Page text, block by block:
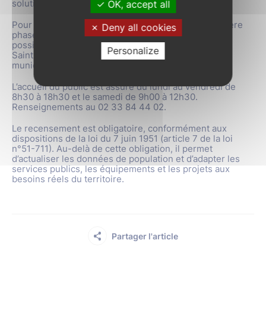
solution la plus simple et la plus rapide.
Pour accompagner les administrés dans cette dernière
phase, une permanence est assurée en mairie. Il est
possible de se faire recenser directement au 37 rue
Saint-Jean, dans le bureau situé en face de la police
municipale.
L’accueil du public est assuré du lundi au vendredi de
8h30 à 18h30 et le samedi de 9h00 à 12h30.
Renseignements au 02 33 84 44 02.
Le recensement est obligatoire, conformément aux
dispositions de la loi du 7 juin 1951 (article 7 de la loi
n°51-711). Au-delà de cette obligation, il permet
d’actualiser les données de population et d’adapter les
services publics, les équipements et les projets aux
besoins réels du territoire.
Partager l'article
OK, accept all
Deny all cookies
Personalize